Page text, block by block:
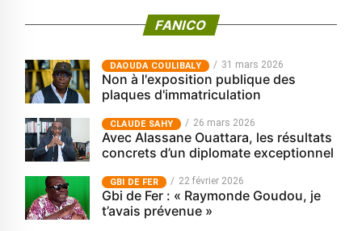
FANICO
‎DAOUDA COULIBALY 31 mars 2026
Non à l'exposition publique des
plaques d'immatriculation
CLAUDE SAHY 26 mars 2026
Avec Alassane Ouattara, les résultats
concrets d’un diplomate exceptionnel
GBI DE FER 22 février 2026
Gbi de Fer : « Raymonde Goudou, je
t’avais prévenue »